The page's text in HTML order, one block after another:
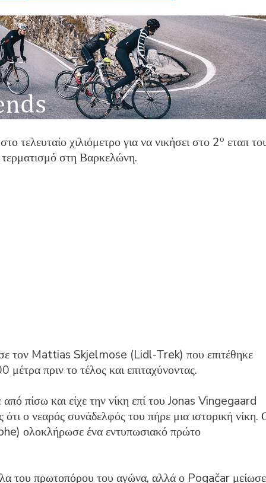
χιλιόμετρο για να νικήσει στο 2ο εταπ
στη Βαρκελώνη.
τον Mattias Skjelmose (Lidl-Trek) που επιτέθηκε
πριν το τέλος και επιταχύνοντας.
πίσω και είχε την νίκη επί του Jonas Vingegaard
ο νεαρός συνάδελφός του πήρε μια ιστορική νίκη.
ολοκλήρωσε ένα εντυπωσιακό πρώτο
του πρωτοπόρου του αγώνα, αλλά ο Pogačar μείωσε